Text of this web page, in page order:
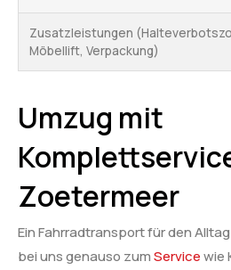
Zusatzleistungen
Möbellift, Verpackung)
Umzug mit
Zoetermeer
Ein Fahrradtransport für den
bei uns genauso zumServicewie